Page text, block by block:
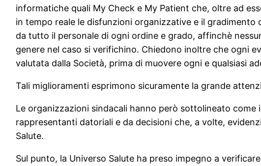
informatiche quali My Check e My Patient che, oltre ad
in tempo reale le disfunzioni organizzative e il
da tutto il personale di ogni ordine e grado, affinchè
genere nel caso si verifichino. Chiedono inoltre che ogni
valutata dalla Società, prima di muovere ogni e qualsiasi
Tali miglioramenti esprimono sicuramente la grande
Le organizzazioni sindacali hanno però sottolineato
rappresentanti datoriali e da decisioni che, a volte,
Salute.
Sul punto, la Universo Salute ha preso impegno a